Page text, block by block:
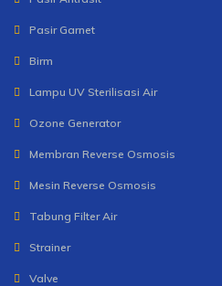
Pasir Garnet
Birm
Lampu UV Sterilisasi Air
Ozone Generator
Membran Reverse Osmosis
Mesin Reverse Osmosis
Tabung Filter Air
Strainer
Valve